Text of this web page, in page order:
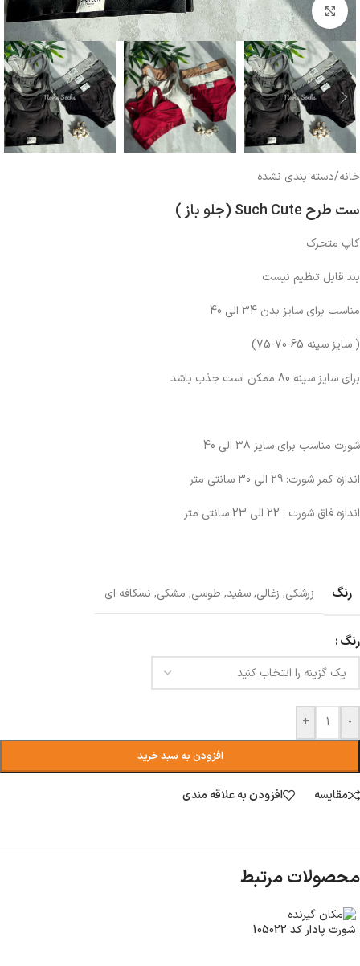
بزرگنمایی تصویر
خانه/دسته بندی نشده
ست طرح Such Cute (جلو باز )
کاپ متحرک
بند قابل تنظیم نیست
مناسب برای سایز بدن 34 الی 40
( سایز سینه 65-70-75)
برای سایز سینه 80 ممکن است جذب باشد
شورت مناسب برای سایز 38 الی 40
اندازه کمر شورت: 29 الی 30 سانتی متر
اندازه فاق شورت : 22 الی 23 سانتی متر
رنگ زرشکی, زغالی,سفید, طوسی, مشکی, نسکافه ای
رنگ
-
+
افزودن به سبد خرید
مقایسه افزودن به علاقه مندی
محصولات مرتبط
شورت پادار کد 105022